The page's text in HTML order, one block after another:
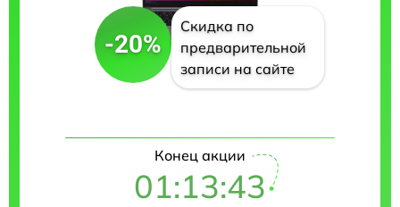
-20%
Скидка по
предварительной
записи на сайте
Конец акции
01:13:42